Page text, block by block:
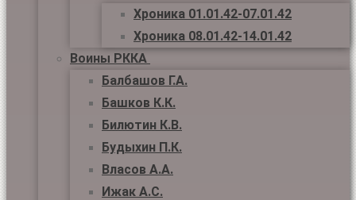
Хроника 01.01.42-07.01.42
Хроника 08.01.42-14.01.42
Воины РККА
Балбашов Г.А.
Башков К.К.
Билютин К.В.
Будыхин П.К.
Власов А.А.
Ижак А.С.